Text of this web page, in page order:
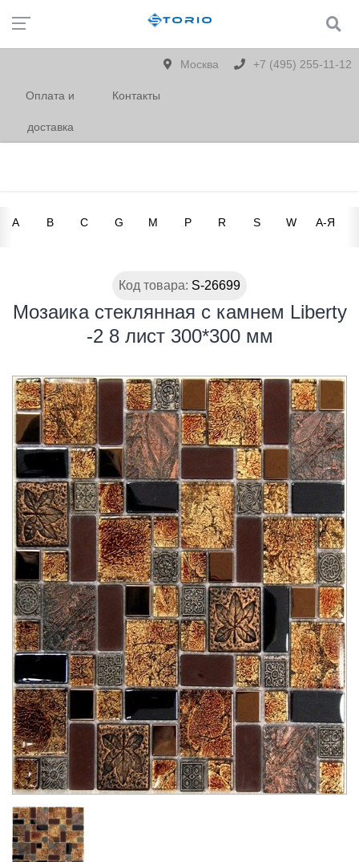
Москва +7 (495) 255-11-12
Оплата и
доставка
Контакты
A B C G M P R S W А-Я
Код товара: S-26699
Мозаика стеклянная с камнем Liberty
-2 8 лист 300*300 мм